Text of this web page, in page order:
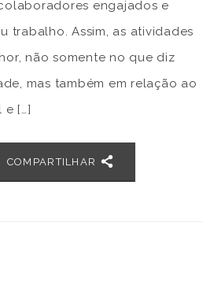
engajados e
trabalho. Assim, as atividades
não somente no que diz
mas também em relação ao
e […]
COMPARTILHAR